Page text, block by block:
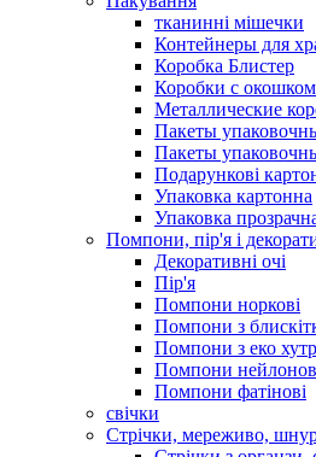
тканинні мішечки
Контейнеры для
Коробка Блистер
Коробки с окошком
Металлические
Пакеты
Пакеты
Подарункові
Упаковка картонна
Упаковка
Помпони, пір'я і
Декоративні очі
Пір'я
Помпони норкові
Помпони з
Помпони з еко
Помпони
Помпони фатінові
свічки
Стрічки, мереживо,